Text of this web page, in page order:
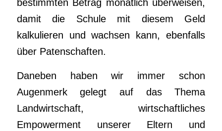
bestimmten Betrag monatlich überweisen,
damit die Schule mit diesem Geld
kalkulieren und wachsen kann, ebenfalls
über Patenschaften.
Daneben haben wir immer schon
Augenmerk gelegt auf das Thema
Landwirtschaft, wirtschaftliches
Empowerment unserer Eltern und